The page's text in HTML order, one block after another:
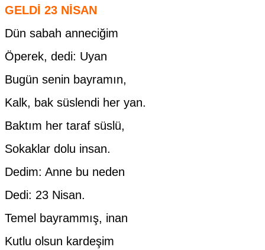
GELDİ 23 NİSAN
Dün sabah anneciğim
Öperek, dedi: Uyan
Bugün senin bayramın,
Kalk, bak süslendi her yan.
Baktım her taraf süslü,
Sokaklar dolu insan.
Dedim: Anne bu neden
Dedi: 23 Nisan.
Temel bayrammış, inan
Kutlu olsun kardeşim